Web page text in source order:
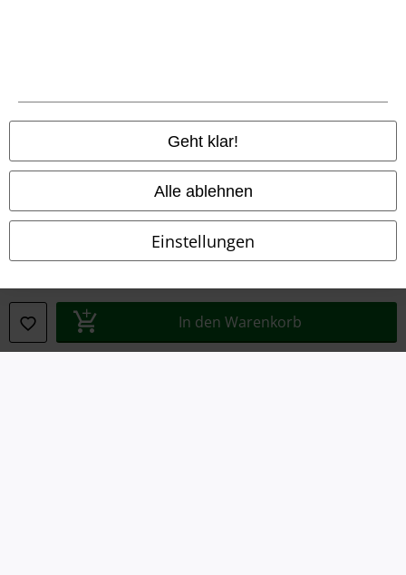
Geht klar!
Alle ablehnen
Einstellungen
In den Warenkorb
Rechtliches
Impressum
Datenschutz
Entsorgung und Umweltschutz
Konformitätserklärung
Information zur Barrierefreiheit